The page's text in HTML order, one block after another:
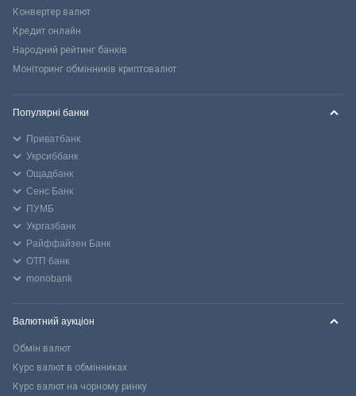
Конвертер валют
Кредит онлайн
Народний рейтинг банків
Моніторинг обмінників криптовалют
Популярні банки
Приватбанк
Укрсиббанк
Ощадбанк
Сенс Банк
ПУМБ
Укргазбанк
Райффайзен Банк
ОТП банк
monobank
Валютний аукціон
Обмін валют
Курс валют в обмінниках
Курс валют на чорному ринку